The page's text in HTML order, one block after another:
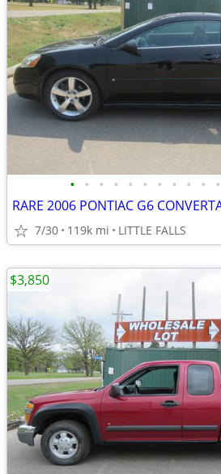
• • • • • • • • • • •
7/30 119k mi LITTLE FALLS
$3,850